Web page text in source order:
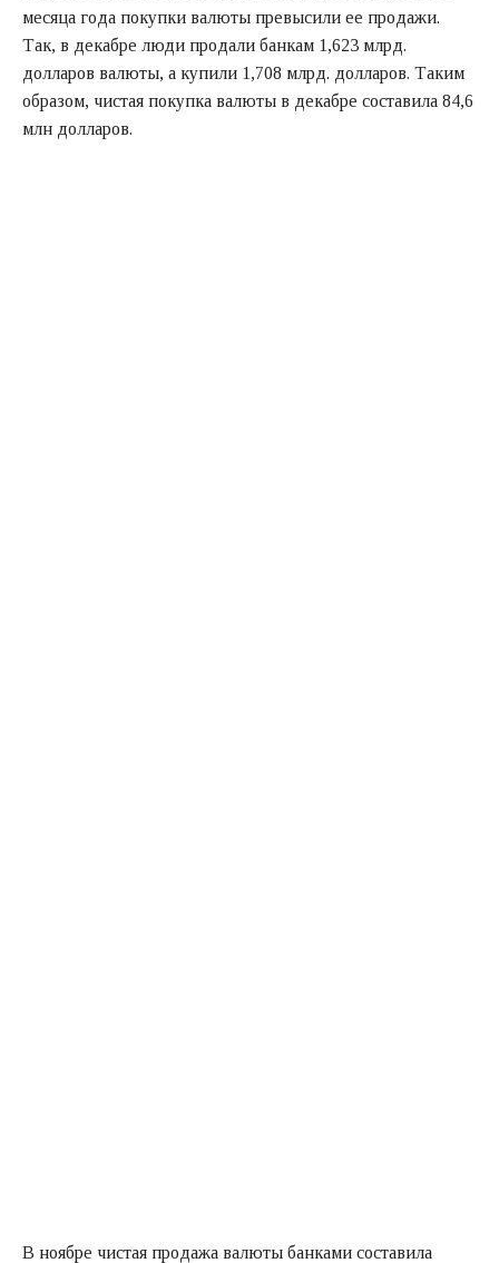
месяца года покупки валюты превысили ее продажи.
Так, в декабре люди продали банкам 1,623 млрд.
долларов валюты, а купили 1,708 млрд. долларов. Таким
образом, чистая покупка валюты в декабре составила 84,6
млн долларов.
В ноябре чистая продажа валюты банками составила